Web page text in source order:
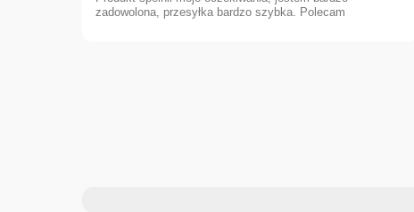
zadowolona, przesyłka bardzo szybka. Polecam